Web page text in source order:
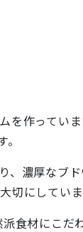
作ってい
濃厚なブ
にしていま
食材にこだ